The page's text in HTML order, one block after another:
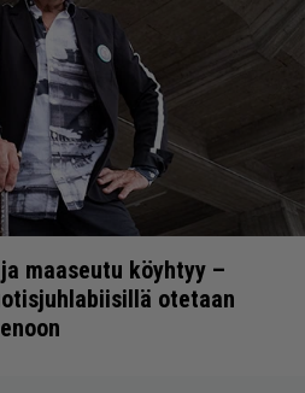
maaseutu köyhtyy –
otetaan